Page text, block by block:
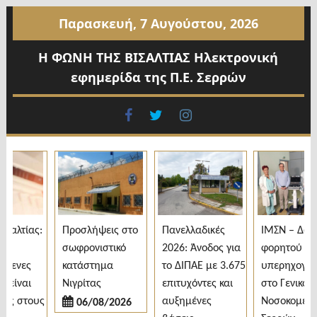
περιεχόμενο
Παρασκευή, 7 Αυγούστου, 2026
Η ΦΩΝΗ ΤΗΣ ΒΙΣΑΛΤΙΑΣ Ηλεκτρονική
εφημερίδα της Π.Ε. Σερρών
facebook
twitter
στους
Προσλήψεις στο
σωφρονιστικό
κατάστημα
Νιγρίτας
06/08/2026
Πανελλαδικές
2026: Άνοδος για
το ΔΙΠΑΕ με 3.675
επιτυχόντες και
αυξημένες
ΙΜΣΝ – Δωρεά
φορητού
στο Γενικό
Νοσοκομείο